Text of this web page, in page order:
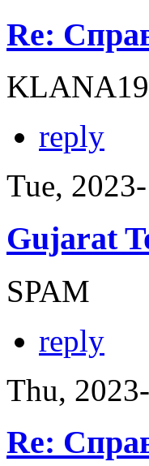
Re:
reply
Tue,
Gujarat
SPAM
reply
Thu,
Re: